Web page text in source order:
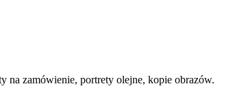
na zamówienie, portrety olejne, kopie obrazów.